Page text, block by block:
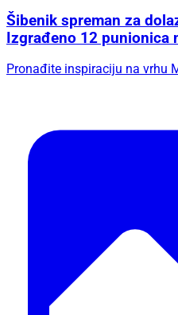
Šibenik spreman za
Izgrađeno 12 punionica
Pronađite inspiraciju na vrhu